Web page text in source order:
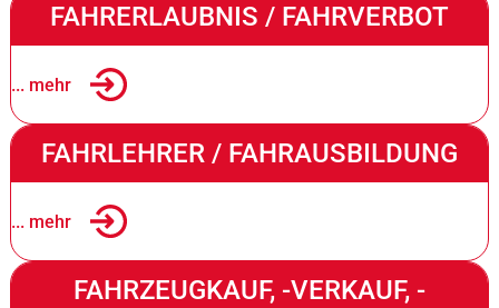
FAHRERLAUBNIS / FAHRVERBOT
... mehr
FAHRLEHRER / FAHRAUSBILDUNG
... mehr
FAHRZEUGKAUF, -VERKAUF, -